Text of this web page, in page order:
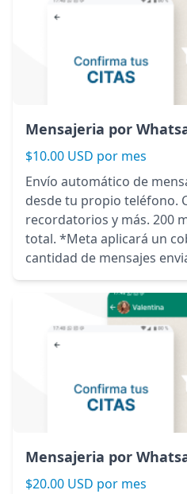
Mensajeria por
$10.00 USD por mes
Envío automático de
desde tu propio teléfono.
recordatorios y más. 200
total. *Meta aplicará un
cantidad de mensajes
Mensajeria por
$20.00 USD por mes